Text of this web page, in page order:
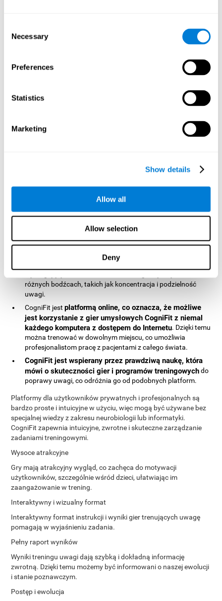
Selection
Necessary
Preferences
Statistics
Marketing
Show details
Allow all
Allow selection
Deny
Instrukcje i wyniki treningu uwagi są interaktywne
, co
szybką i precyzyjną
informację zwrotną
. Dzięki czemu można śledzić postępy
Wyniki z każdej sesji treningowej pomagają automatycznie
, zapewniając,
treningu.
Dane z gier ćwiczących uwagę i koncentrację są
automatycznie analizuje i porównuje dane, dzięki czemu
postępem poznawczym.
Gry umysłowe od CogniFitzostały w jak największym
stopniu dostosowane do ograniczeń lub deficytów
Gry dla uwagi i koncentracji od CogniFitumożliwiają
trenowanie wielu głównych procesów
poznawczych wykorzystywanych w zadaniach
różnych bodźcach, takich jak koncentracja i podzielność
uwagi.
CogniFit jestplatformą online, co oznacza, że możliwe
jest korzystanie z gier umysłowych CogniFit z niemal
każdego komputera z dostępem do Internetu. Dzięki temu
można trenować w dowolnym miejscu, co umożliwia
profesjonalistom pracę z pacjentami z całego świata.
CogniFit jest wspierany przez prawdziwą naukę, która
mówi o skuteczności gier i programów treningowychdo
poprawy uwagi, co odróżnia go od podobnych platform.
Platformy dla użytkowników prywatnych i profesjonalnych są
bardzo proste i intuicyjne w użyciu, więc mogą być używane bez
specjalnej wiedzy z zakresu neurobiologii lub informatyki.
CogniFit zapewnia intuicyjne, zwrotne i skuteczne zarządzanie
zadaniami treningowymi.
Wysoce atrakcyjne
Gry mają atrakcyjny wygląd, co zachęca do motywacji
użytkowników, szczególnie wśród dzieci, ułatwiając im
zaangażowanie w trening.
Interaktywny i wizualny format
Interaktywny format instrukcji i wyniki gier trenujących uwagę
pomagają w wyjaśnieniu zadania.
Pełny raport wyników
Wyniki treningu uwagi dają szybką i dokładną informację
zwrotną. Dzięki temu możemy być informowani o naszej ewolucji
i stanie poznawczym.
Postęp i ewolucja